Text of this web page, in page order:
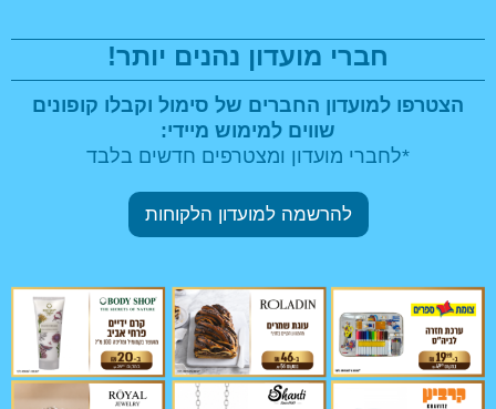
חברי מועדון נהנים יותר!
הצטרפו למועדון החברים של סימול וקבלו קופונים
שווים למימוש מיידי:
*לחברי מועדון ומצטרפים חדשים בלבד
להרשמה למועדון הלקוחות